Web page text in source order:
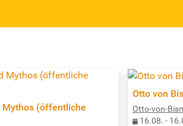
Mythos (öffentliche
Otto von
Otto-von-
16.08. -